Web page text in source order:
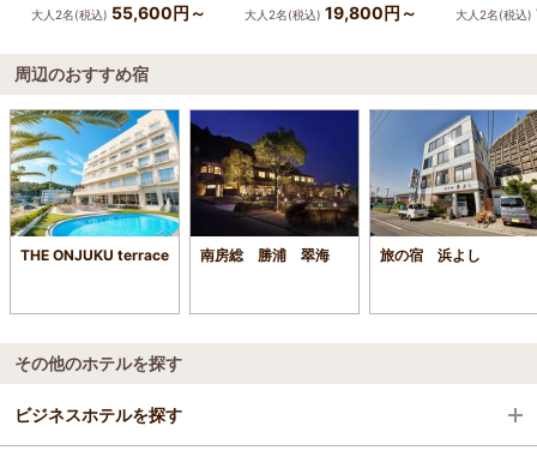
大人2名(税込) 55,600円～ 大人2名(税込) 19,800円～ 大人2名(税込)
周辺のおすすめ宿
THE ONJUKU terrace 南房総 勝浦 翠海 旅の宿 浜よし
その他のホテルを探す
ビジネスホテルを探す